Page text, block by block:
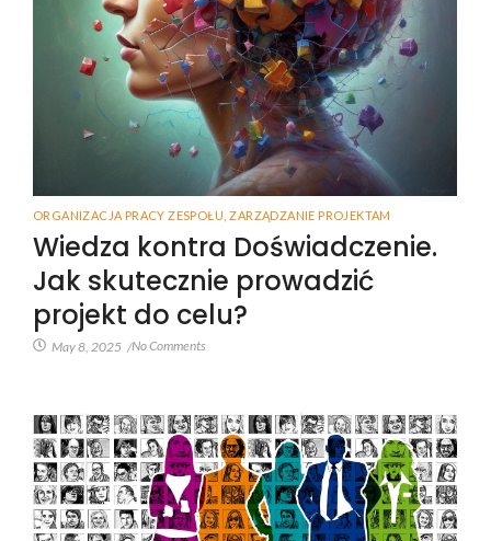
ORGANIZACJA PRACY ZESPOŁU ZARZĄDZANIE PROJEKTAM
Wiedza kontra Doświadczenie.
Jak skutecznie prowadzić
projekt do celu?
May 8, 2025 /No Comments